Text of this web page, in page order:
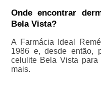
Onde encontrar
Bela Vista?
A Farmácia Ideal
1986 e, desde então,
celulite Bela Vista para
mais.